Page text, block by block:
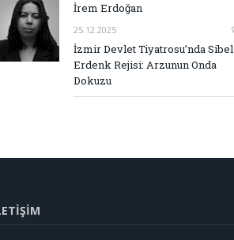
İrem Erdoğan
25.12.2025
İzmir Devlet Tiyatrosu’nda Sibel
Erdenk Rejisi: Arzunun Onda
Dokuzu